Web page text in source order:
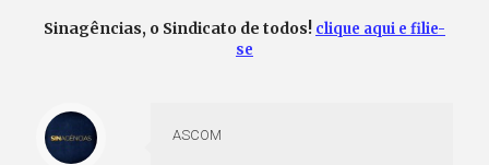
Sinagências, o Sindicato de todos! clique aqui e filie-
se
ASCOM